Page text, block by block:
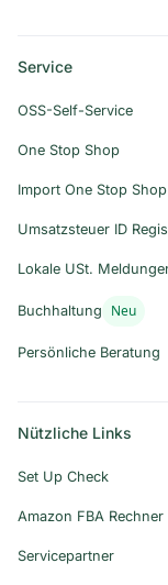
Service
OSS-Self-Service
One Stop Shop
Import One Stop Shop
Umsatzsteuer ID
Lokale USt.
Buchhaltung Neu
Persönliche Beratung
Nützliche Links
Set Up Check
Amazon FBA Rechner
Servicepartner